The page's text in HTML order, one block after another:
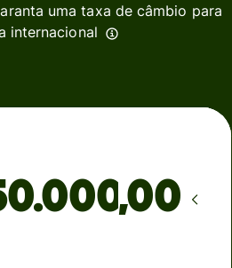
uma taxa de câmbio para
internacional
,00